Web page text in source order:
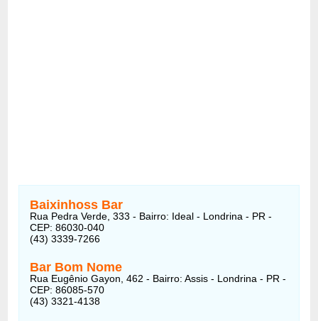
Baixinhoss Bar
Rua Pedra Verde, 333 - Bairro: Ideal - Londrina - PR -
CEP: 86030-040
(43) 3339-7266
Bar Bom Nome
Rua Eugênio Gayon, 462 - Bairro: Assis - Londrina - PR -
CEP: 86085-570
(43) 3321-4138